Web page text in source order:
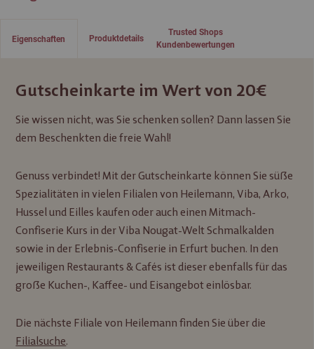
Eigenschaften
Gutscheinkarte im Wert von 20€
Sie wissen nicht, was Sie schenken sollen? Dann lassen Sie
dem Beschenkten die freie Wahl!
Genuss verbindet! Mit der Gutscheinkarte können Sie süße
Spezialitäten in vielen Filialen von Heilemann, Viba, Arko,
Hussel und Eilles kaufen oder auch einen Mitmach-
Confiserie Kurs in der Viba Nougat-Welt Schmalkalden
sowie in der Erlebnis-Confiserie in Erfurt buchen. In den
jeweiligen Restaurants & Cafés ist dieser ebenfalls für das
große Kuchen-, Kaffee- und Eisangebot einlösbar.
Die nächste Filiale von Heilemann finden Sie über die
Filialsuche.
Produktdetails
Trusted Shops
Kundenbewertungen